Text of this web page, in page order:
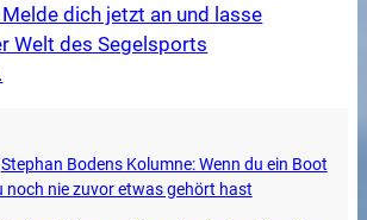
Melde dich jetzt an und lasse
Welt des Segelsports
Stephan Bodens Kolumne: Wenn du ein Boot
noch nie zuvor etwas gehört hast